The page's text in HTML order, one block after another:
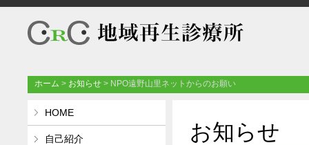
ホーム > お知らせ > NPO遠野山里ネットからのお願い
お知らせ
HOME
自己紹介